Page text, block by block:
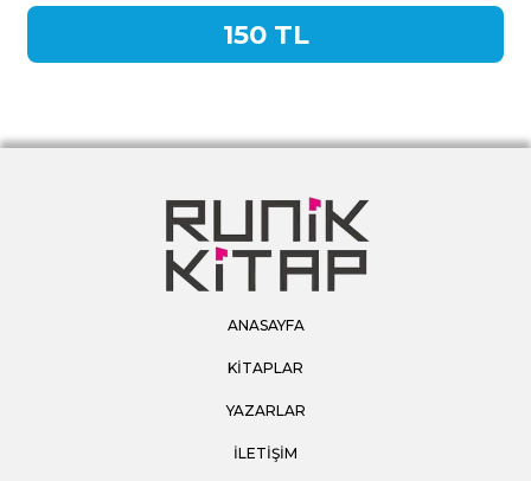
150 TL
ANASAYFA
KİTAPLAR
YAZARLAR
İLETİŞİM